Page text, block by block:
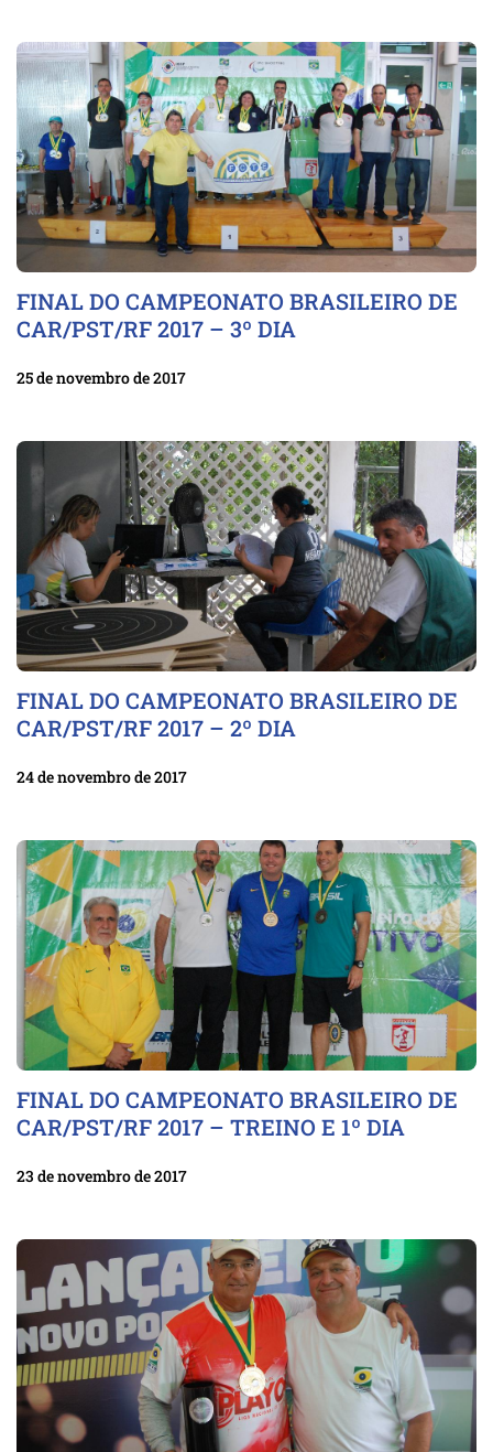
FINAL DO CAMPEONATO BRASILEIRO DE
CAR/PST/RF 2017 – 3º DIA
25 de novembro de 2017
FINAL DO CAMPEONATO BRASILEIRO DE
CAR/PST/RF 2017 – 2º DIA
24 de novembro de 2017
FINAL DO CAMPEONATO BRASILEIRO DE
CAR/PST/RF 2017 – TREINO E 1º DIA
23 de novembro de 2017